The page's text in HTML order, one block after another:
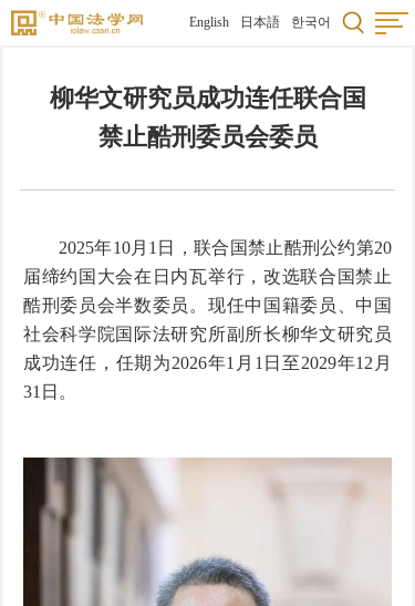
English 日本語 한국어
柳华文研究员成功连任联合国
禁止酷刑委员会委员
2025年10月1日，联合国禁止酷刑公约第20
届缔约国大会在日内瓦举行，改选联合国禁止
酷刑委员会半数委员。现任中国籍委员、中国
社会科学院国际法研究所副所长柳华文研究员
成功连任，任期为2026年1月1日至2029年12月
31日。